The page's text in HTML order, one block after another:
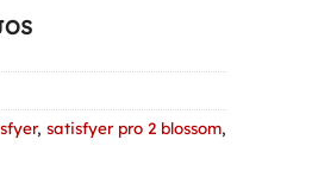
, satisfyer pro 2 blossom,